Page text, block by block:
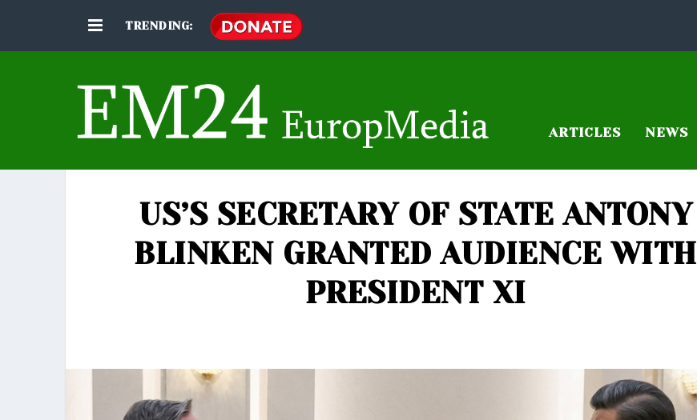
TRENDING:
ARTICLES NEWS
US’S SECRETARY OF STATE ANTONY
BLINKEN GRANTED AUDIENCE WITH
PRESIDENT XI